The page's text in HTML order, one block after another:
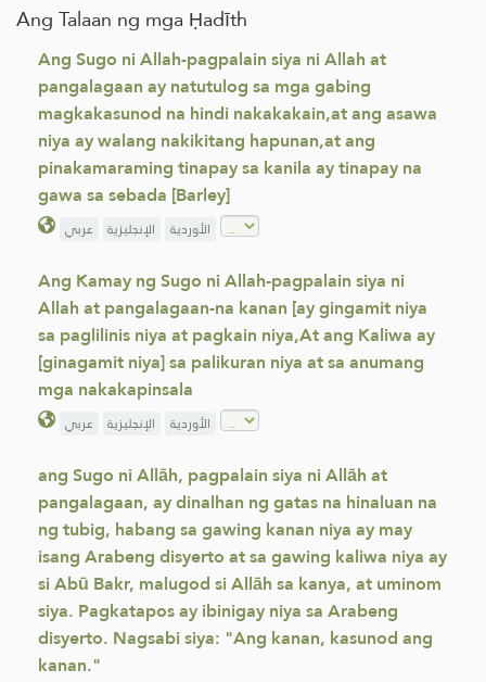
Ang Talaan ng mga Ḥadīth
Ang Sugo ni Allah-pagpalain siya ni Allah at
pangalagaan ay natutulog sa mga gabing
magkakasunod na hindi nakakakain,at ang asawa
niya ay walang nakikitang hapunan,at ang
pinakamaraming tinapay sa kanila ay tinapay na
gawa sa sebada [Barley]
عربي الإنجليزية الأوردية
Ang Kamay ng Sugo ni Allah-pagpalain siya ni
Allah at pangalagaan-na kanan [ay gingamit niya
sa paglilinis niya at pagkain niya,At ang Kaliwa ay
[ginagamit niya] sa palikuran niya at sa anumang
mga nakakapinsala
عربي الإنجليزية الأوردية
ang Sugo ni Allāh, pagpalain siya ni Allāh at
pangalagaan, ay dinalhan ng gatas na hinaluan na
ng tubig, habang sa gawing kanan niya ay may
isang Arabeng disyerto at sa gawing kaliwa niya ay
si Abū Bakr, malugod si Allāh sa kanya, at uminom
siya. Pagkatapos ay ibinigay niya sa Arabeng
disyerto. Nagsabi siya: "Ang kanan, kasunod ang
kanan."